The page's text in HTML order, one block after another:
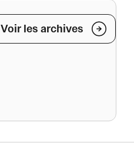
Voir les archives